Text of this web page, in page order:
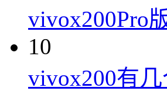
vivox200Pro
10
vivox200有